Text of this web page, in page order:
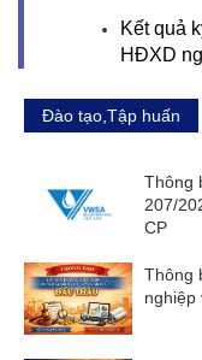
Kết quả
HĐXD
Đào tạo,Tập huấn
Thông
207/
CP
Thông
nghiệp